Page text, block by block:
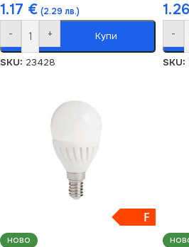
1.17 € (2.29 лв.)
- + Купи
SKU: 23428
1.26
-
SKU:
F
НОВО